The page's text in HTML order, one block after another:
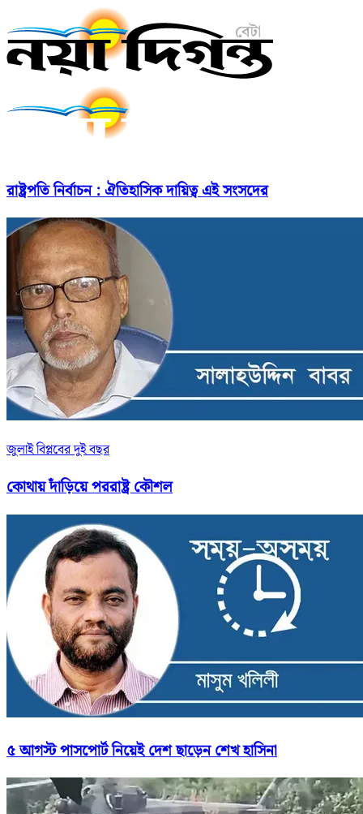
রাষ্ট্রপতি নির্বাচন : ঐতিহাসিক দায়িত্ব এই সংসদের
জুলাই বিপ্লবের দুই বছর
কোথায় দাঁড়িয়ে পররাষ্ট্র কৌশল
৫ আগস্ট পাসপোর্ট নিয়েই দেশ ছাড়েন শেখ হাসিনা